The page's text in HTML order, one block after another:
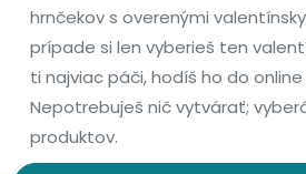
hrnčekov s overenými
prípade si len vyberieš ten
ti najviac páči, hodíš ho do
Nepotrebuješ nič vytvárať;
produktov.